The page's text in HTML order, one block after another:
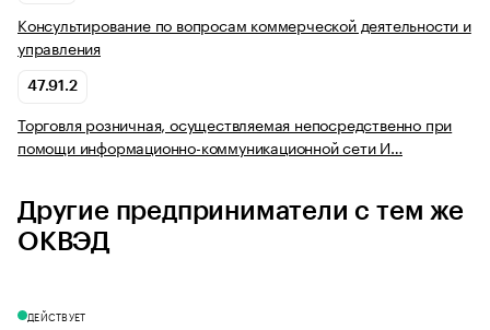
Консультирование по вопросам коммерческой деятельности и
управления
47.91.2
Торговля розничная, осуществляемая непосредственно при
помощи информационно-коммуникационной сети И…
Другие предприниматели с тем же
ОКВЭД
ДЕЙСТВУЕТ